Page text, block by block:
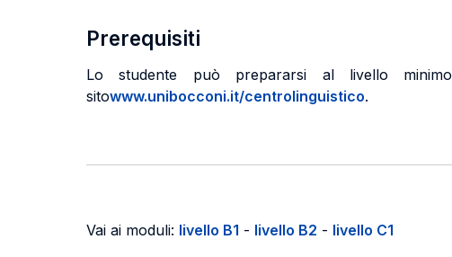
Prerequisiti
Lo studente può prepararsi al livello
sitowww.unibocconi.it/centrolinguistico.
Vai ai moduli: livello B1 - livello B2 - livello C1